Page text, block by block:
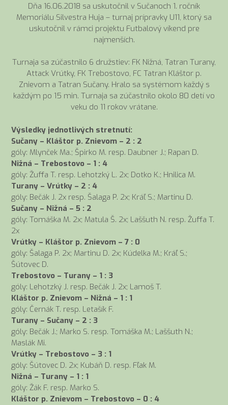
Dňa 16.06.2018 sa uskutočnil v Sučanoch 1. ročník
Memoriálu Silvestra Huja – turnaj prípravky U11, ktorý sa
uskutočnil v rámci projektu Futbalový víkend pre
najmenších.
Turnaja sa zúčastnilo 6 družstiev: FK Nižná, Tatran Turany,
Attack Vrútky, FK Trebostovo, FC Tatran Kláštor p.
Znievom a Tatran Sučany. Hralo sa systémom každý s
každým po 15 min. Turnaja sa zúčastnilo okolo 80 detí vo
veku do 11 rokov vrátane.
Výsledky jednotlivých stretnutí:
Sučany – Kláštor p. Znievom – 2 : 2
góly: Mlynček Ma.; Špirko M. resp. Daubner J.; Rapan D.
Nižná – Trebostovo – 1 : 4
góly: Žuffa T. resp. Lehotzký L. 2x; Dotko K.; Hnilica M.
Turany – Vrútky – 2 : 4
góly: Bečák J. 2x resp. Šalaga P. 2x; Kráľ S.; Martinu D.
Sučany – Nižná – 5 : 2
góly: Tomáška M. 2x; Matula Š. 2x; Laššuth N. resp. Žuffa T.
2x
Vrútky – Kláštor p. Znievom – 7 : 0
góly: Šalaga P. 2x; Martinu D. 2x; Kúdelka M.; Kráľ S.;
Šútovec D.
Trebostovo – Turany – 1 : 3
góly: Lehotzký J. resp. Bečák J. 2x; Lamoš T.
Kláštor p. Znievom – Nižná – 1 : 1
góly: Černák T. resp. Letašík F.
Turany – Sučany – 2 : 3
góly: Bečák J.; Marko S. resp. Tomáška M.; Laššuth N.;
Maslák Mi.
Vrútky – Trebostovo – 3 : 1
góly: Šútovec D. 2x; Kubáň D. resp. Fľak M.
Nižná – Turany – 1 : 1
góly: Žák F. resp. Marko S.
Kláštor p. Znievom – Trebostovo – 0 : 4